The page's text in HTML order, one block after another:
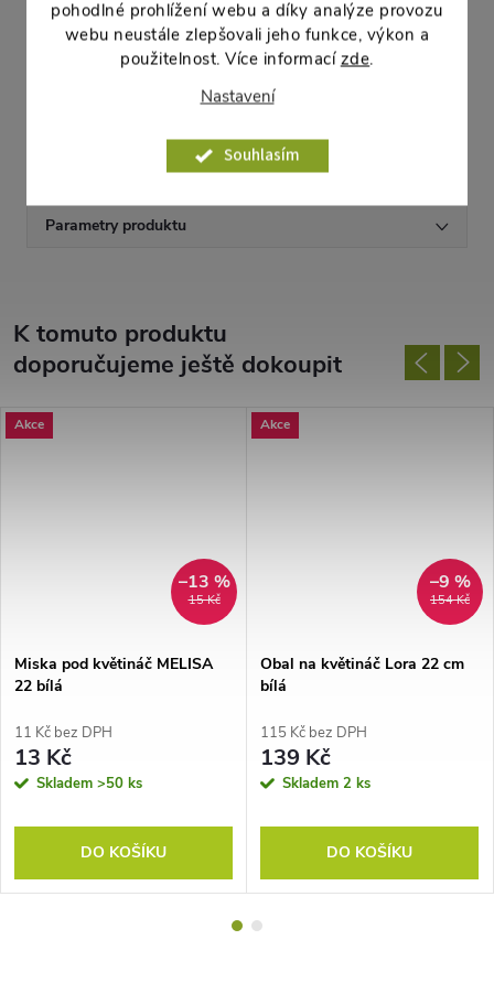
pohodlné prohlížení webu a díky analýze provozu
webu neustále zlepšovali jeho funkce, výkon a
použitelnost. Více informací zde.
Nastavení
Souhlasím
Délka:24cm
24cm
Parametry produktu
K tomuto produktu
doporučujeme ještě dokoupit
Akce
15 Kč
–13 %
Miska pod květináč MELISA
22 bílá
11 Kč bez DPH
13 Kč
Skladem >50 ks
DO KOŠÍKU
Akce
154 Kč
–9 %
Obal na květináč Lora 22 cm
bílá
115 Kč bez DPH
139 Kč
Skladem 2 ks
DO KOŠÍKU